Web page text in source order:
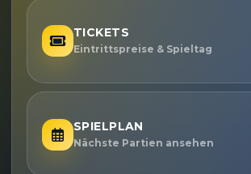
TICKETS
Eintrittspreise & Spieltag
SPIELPLAN
Nächste Partien ansehen